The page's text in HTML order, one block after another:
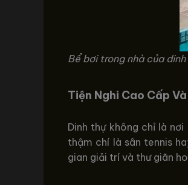
Bể bơi trong nhà của
Tiện Nghi Cao Cấp
Dinh thự không chỉ là
thậm chí là sân tennis
gian giải trí và thư giãn